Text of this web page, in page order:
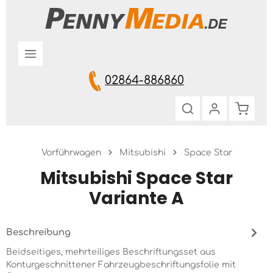
Zum Hauptinhalt springen
02864-886860
Vorführwagen Mitsubishi Space Star
Mitsubishi Space Star
Variante A
Beschreibung
Beidseitiges, mehrteiliges Beschriftungsset aus
Konturgeschnittener Fahrzeugbeschriftungsfolie mit